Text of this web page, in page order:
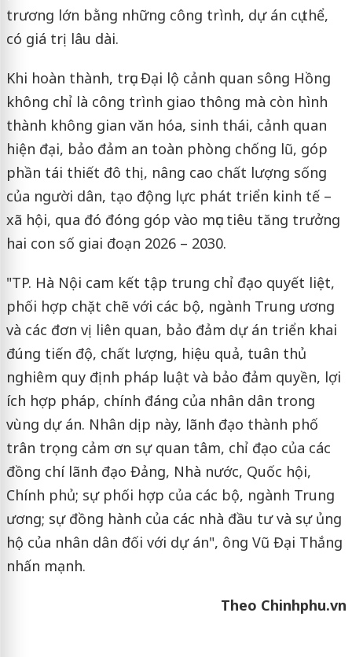
trương lớn bằng những công trình, dự án cụ thể,
có giá trị lâu dài.
Khi hoàn thành, trục Đại lộ cảnh quan sông Hồng
không chỉ là công trình giao thông mà còn hình
thành không gian văn hóa, sinh thái, cảnh quan
hiện đại, bảo đảm an toàn phòng chống lũ, góp
phần tái thiết đô thị, nâng cao chất lượng sống
của người dân, tạo động lực phát triển kinh tế –
xã hội, qua đó đóng góp vào mục tiêu tăng trưởng
hai con số giai đoạn 2026 – 2030.
"TP. Hà Nội cam kết tập trung chỉ đạo quyết liệt,
phối hợp chặt chẽ với các bộ, ngành Trung ương
và các đơn vị liên quan, bảo đảm dự án triển khai
đúng tiến độ, chất lượng, hiệu quả, tuân thủ
nghiêm quy định pháp luật và bảo đảm quyền, lợi
ích hợp pháp, chính đáng của nhân dân trong
vùng dự án. Nhân dịp này, lãnh đạo thành phố
trân trọng cảm ơn sự quan tâm, chỉ đạo của các
đồng chí lãnh đạo Đảng, Nhà nước, Quốc hội,
Chính phủ; sự phối hợp của các bộ, ngành Trung
ương; sự đồng hành của các nhà đầu tư và sự ủng
hộ của nhân dân đối với dự án", ông Vũ Đại Thắng
nhấn mạnh.
Theo Chinhphu.vn